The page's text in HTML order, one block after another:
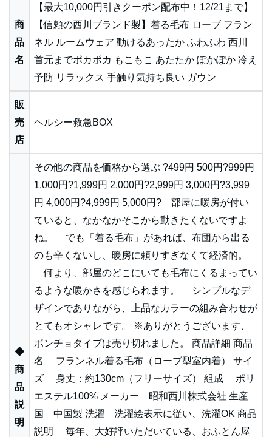
商
品
名
【最大10,000円引きクーポン配布中！12/21まで】
【信頼の西川ブランド製】着る毛布 ローブ フラン
ネル ルームウェア 動けるあったか ふわふわ 西川
首元までポカポカ もこもこ あたたか ぽかぽか 冷え
予防 リラックス 手触り気持ち良い ガウン
販
売
店
ヘルシー救急BOX
◆
商
品
説
明
その他の商品を価格から選ぶ ?499円 500円?999円
1,000円?1,999円 2,000円?2,999円 3,000円?3,999
円 4,000円?4,999円 5,000円? 部屋に暖房が付い
ていると、なかなかそこから動きたくないですよ
ね。 でも「着る毛布」があれば、布団から出る
のも辛くないし、暖房に頼りすぎなくて経済的。
何より、部屋のどこにいても毛布にくるまってい
るような暖かさを感じられます。 シンプルなデ
ザインでありながら、上品なカラーの組み合わせが
とてもオシャレです。 ※ありがとうございます、
ポンチョタイプは売り切れました。 商品詳細 商品
名 フランネル着る毛布（ローブ型室内着） サイ
ズ 身丈：約130cm（フリーサイズ） 組成 ポリ
エステル100% メーカー 昭和西川株式会社 生産
国 中国製 洗濯 洗濯絵表示に従い、洗濯OK 商品
説明 毎年、大好評いただいている、おふとん屋